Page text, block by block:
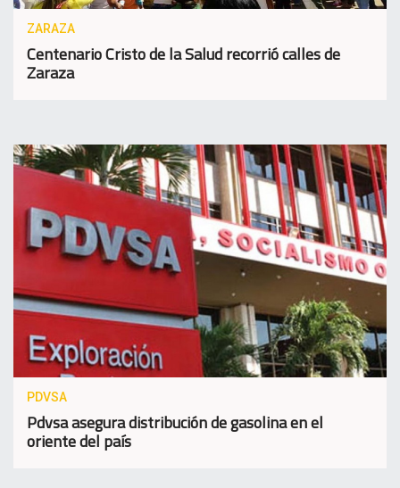
ZARAZA
Centenario Cristo de la Salud recorrió calles de
Zaraza
PDVSA
Pdvsa asegura distribución de gasolina en el
oriente del país